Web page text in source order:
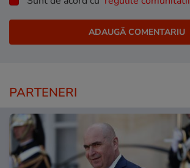
PARTENERI